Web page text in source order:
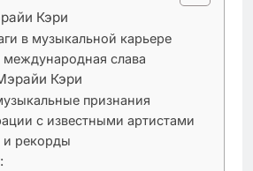
Кэри
в музыкальной карьере
слава
Кэри
признания
с известными артистами
рекорды